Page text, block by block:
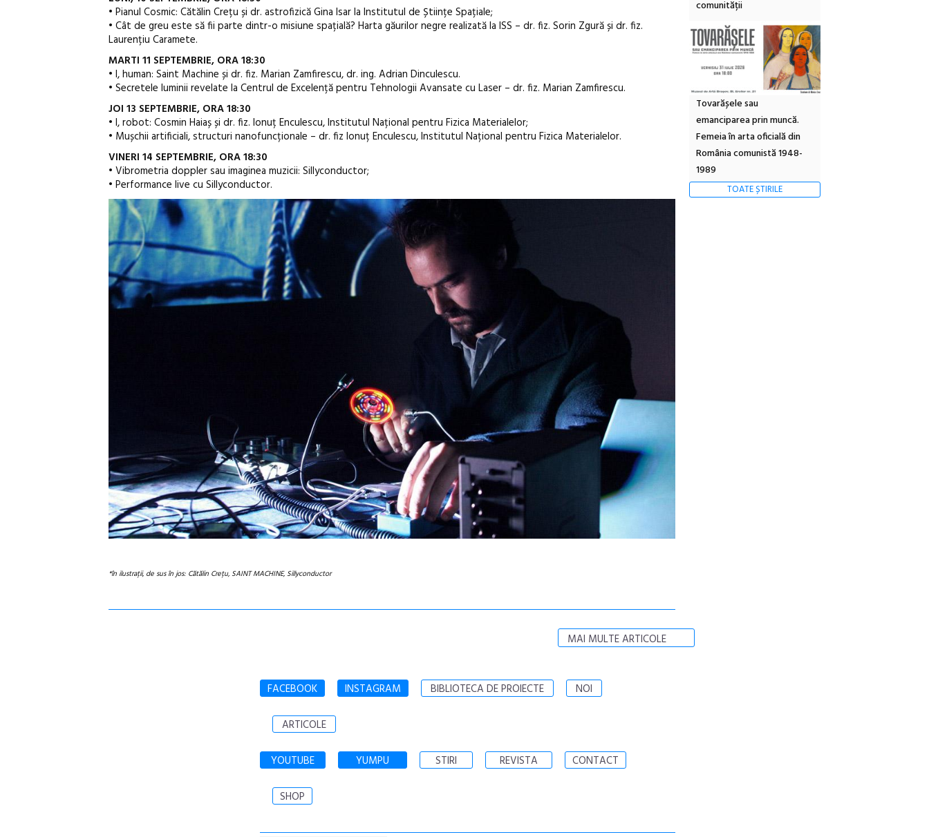
• Pianul Cosmic: Cătălin Crețu și dr. astrofizică Gina Isar la Institutul de Științe Spațiale;
• Cât de greu este să fii parte dintr-o misiune spațială? Harta găurilor negre realizată la ISS – dr. fiz. Sorin Zgură și dr. fiz.
Laurențiu Caramete.
MARTI 11 SEPTEMBRIE, ORA 18:30
• I, human: Saint Machine și dr. fiz. Marian Zamfirescu, dr. ing. Adrian Dinculescu.
• Secretele luminii revelate la Centrul de Excelență pentru Tehnologii Avansate cu Laser – dr. fiz. Marian Zamfirescu.
JOI 13 SEPTEMBRIE, ORA 18:30
• I, robot: Cosmin Haiaș și dr. fiz. Ionuț Enculescu, Institutul Național pentru Fizica Materialelor;
• Mușchii artificiali, structuri nanofuncționale – dr. fiz Ionuț Enculescu, Institutul Național pentru Fizica Materialelor.
VINERI 14 SEPTEMBRIE, ORA 18:30
• Vibrometria doppler sau imaginea muzicii: Sillyconductor;
• Performance live cu Sillyconductor.
*în ilustrații, de sus în jos: Cătălin Crețu, SAINT MACHINE, Sillyconductor
MAI MULTE ARTICOLE
comunității
Tovarășele sau
emanciparea prin muncă.
Femeia în arta oficială din
România comunistă 1948-
1989
TOATE ȘTIRILE
FACEBOOK INSTAGRAM BIBLIOTECA DE PROIECTE NOI
ARTICOLE
YOUTUBE YUMPU STIRI REVISTA CONTACT
SHOP